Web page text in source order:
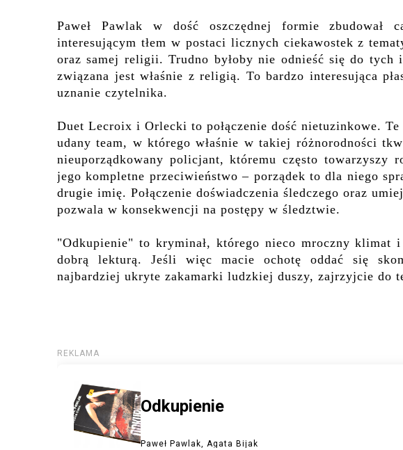
Paweł Pawlak w dość oszczędnej formie zbudował
interesującym tłem w postaci licznych ciekawostek z
oraz samej religii. Trudno byłoby nie odnieść się do tych
związana jest właśnie z religią. To bardzo interesująca
uznanie czytelnika.
Duet Lecroix i Orlecki to połączenie dość nietuzinkowe.
udany team, w którego właśnie w takiej różnorodności
nieuporządkowany policjant, któremu często
jego kompletne przeciwieństwo – porządek to dla niego
drugie imię. Połączenie doświadczenia śledczego oraz
pozwala w konsekwencji na postępy w śledztwie.
"Odkupienie" to kryminał, którego nieco mroczny klimat
dobrą lekturą. Jeśli więc macie ochotę oddać się
najbardziej ukryte zakamarki ludzkiej duszy, zajrzyjcie do